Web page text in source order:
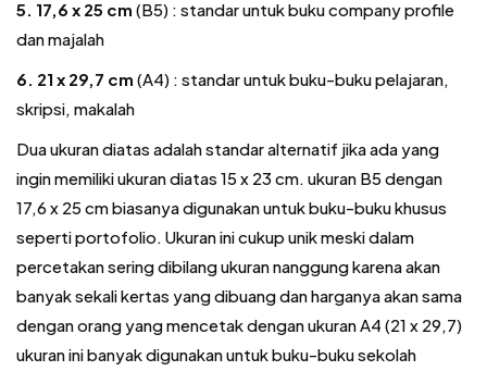
5. 17,6 x 25 cm (B5) : standar untuk buku company profile
dan majalah
6. 21 x 29,7 cm (A4) : standar untuk buku-buku pelajaran,
skripsi, makalah
Dua ukuran diatas adalah standar alternatif jika ada yang
ingin memiliki ukuran diatas 15 x 23 cm. ukuran B5 dengan
17,6 x 25 cm biasanya digunakan untuk buku-buku khusus
seperti portofolio. Ukuran ini cukup unik meski dalam
percetakan sering dibilang ukuran nanggung karena akan
banyak sekali kertas yang dibuang dan harganya akan sama
dengan orang yang mencetak dengan ukuran A4 (21 x 29,7)
ukuran ini banyak digunakan untuk buku-buku sekolah